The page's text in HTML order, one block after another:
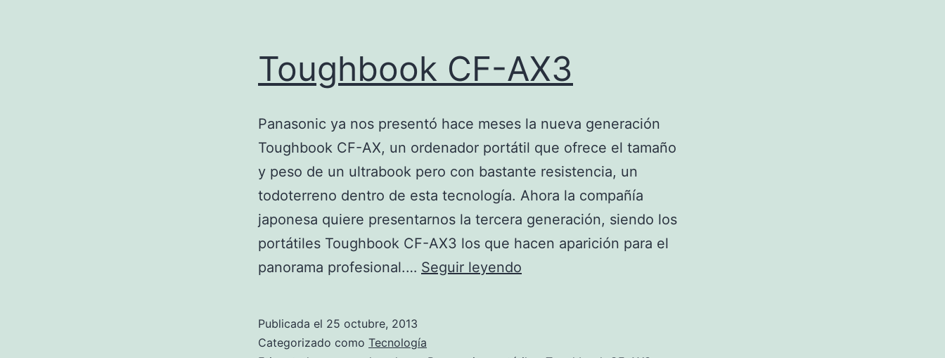
Toughbook CF-AX3
Panasonic ya nos presentó hace meses la nueva generación
Toughbook CF-AX, un ordenador portátil que ofrece el tamaño
y peso de un ultrabook pero con bastante resistencia, un
todoterreno dentro de esta tecnología. Ahora la compañía
japonesa quiere presentarnos la tercera generación, siendo los
portátiles Toughbook CF-AX3 los que hacen aparición para el
panorama profesional.… Seguir leyendo
Publicada el 25 octubre, 2013
Categorizado como Tecnología